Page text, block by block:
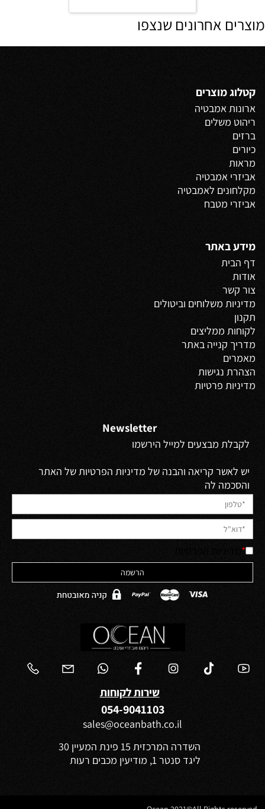
מוצרים אחרונים שנצפו
קטלוג מוצרים
ארונות אמבטיה
ריהוט משלים
ברזים
כיורים
מראות
אביזרי אמבטיה
מקלחונים לאמבטיה
אביזרי מטבח
מידע באתר
דף הבית
אודות
צור קשר
מדיניות משלוחים וביטולים
תקנון
לקוחות ממליצים
מדריך קנייה באתר
מאמרים
הצהרת נגישות
מדיניות פרטיות
Newsletter
לקבלת מבצעים למייל הירשמו
יש לאשר קריאה והבנה של מדיניות הפרטיות של האתר
והסכמה לה
*
שירות לקוחות
054-9041103
sales@oceanbath.co.il
השדרה המרכזית 15 פינת המעיין 30
ליגד סנטר 1, מודיעין מכבים רעות